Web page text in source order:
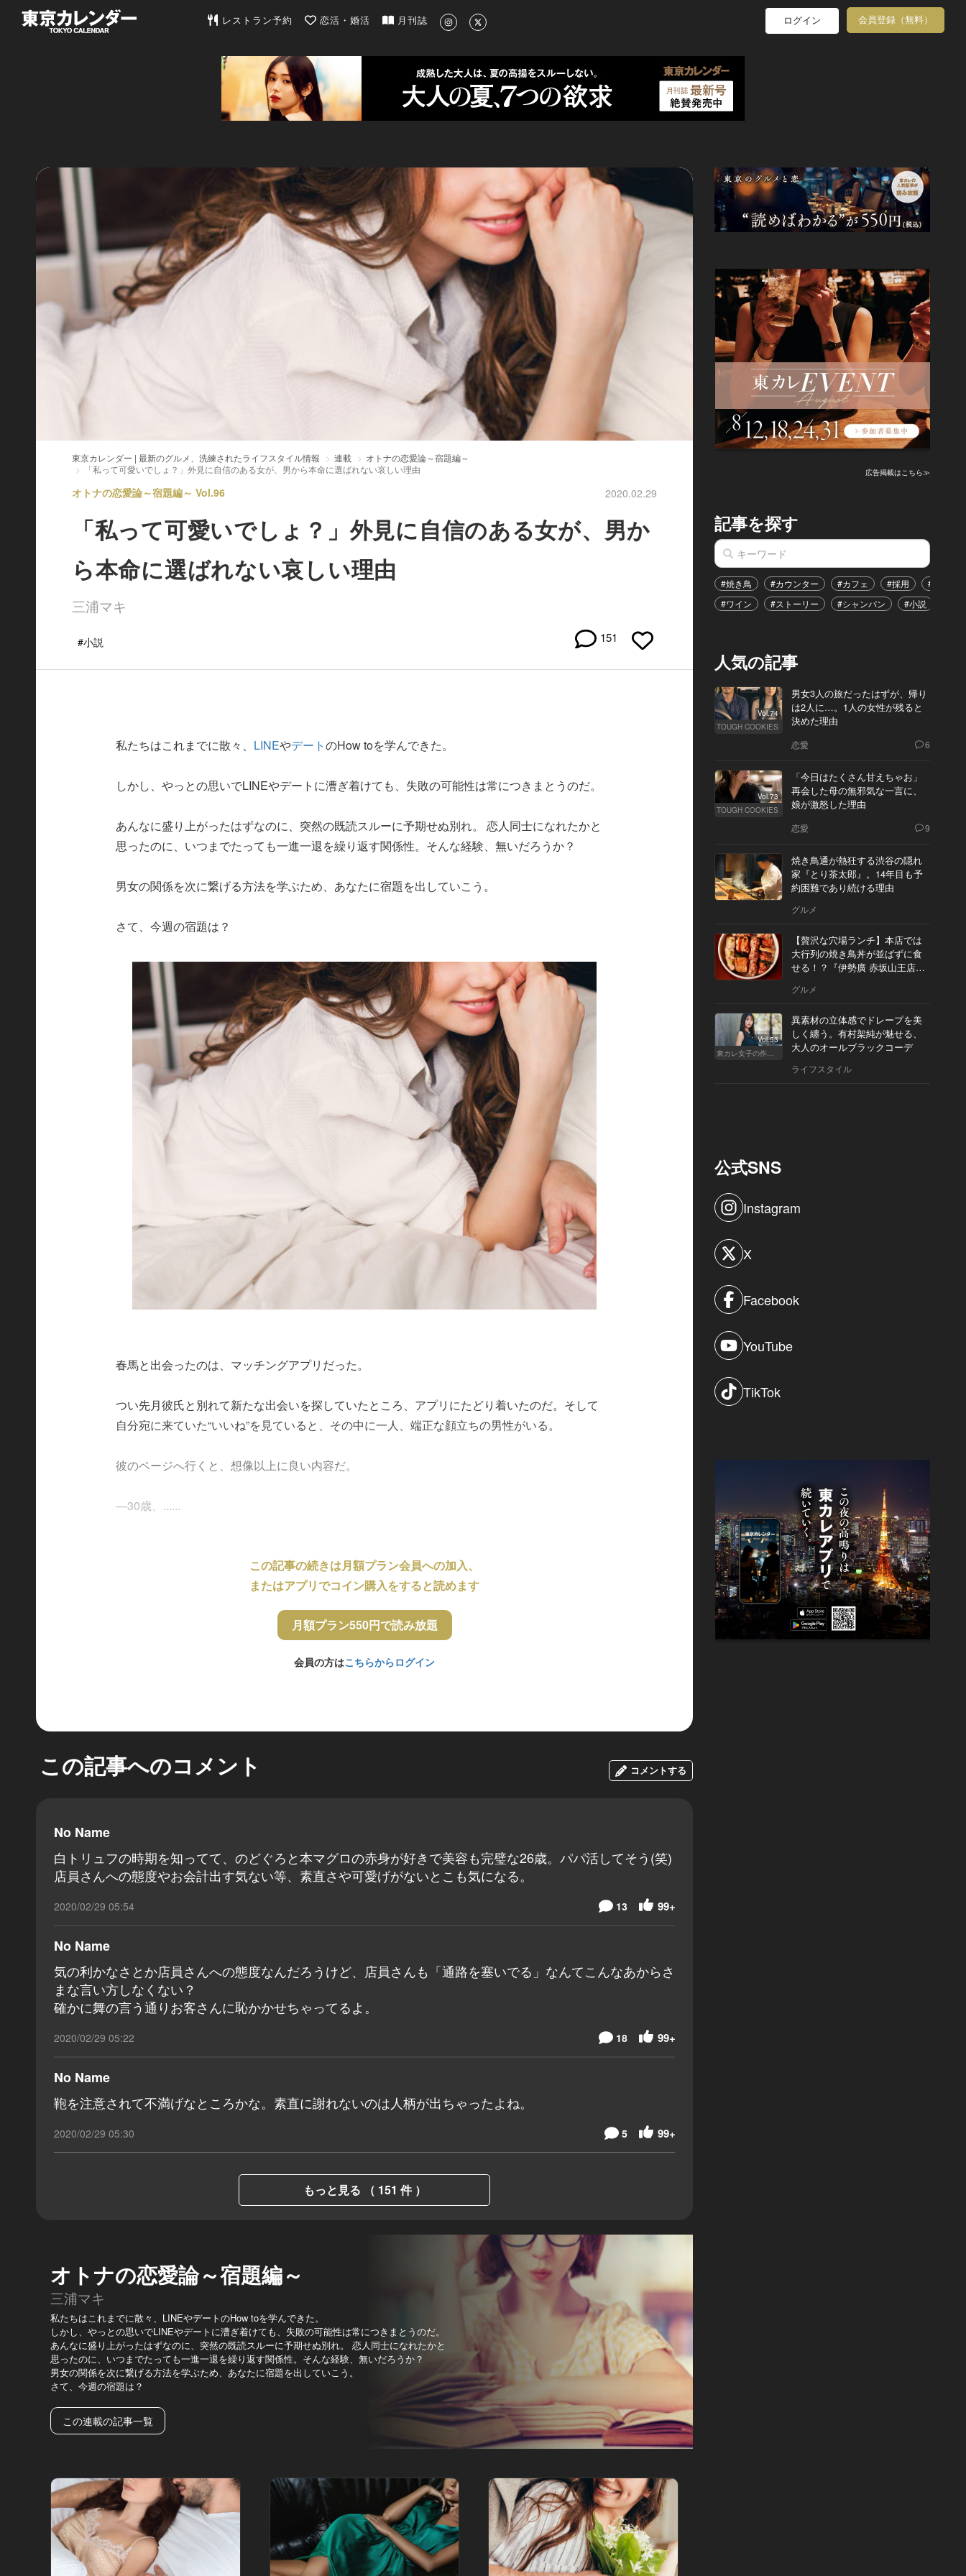
東京カレンダー | 最新のグルメ、洗練されたライフスタイル情報
レストラン予約 恋活・婚活 月刊誌 ログイン 会員登録（無料）
東京カレンダー | 最新のグルメ、洗練されたライフスタイル情報 連載
オトナの恋愛論～宿題編～
「私って可愛いでしょ？」外見に自信のある女が、男から本命に選ばれない哀しい理由
オトナの恋愛論～宿題編～ Vol.96 2020.02.29
「私って可愛いでしょ？」外見に自信のある女が、男か
ら本命に選ばれない哀しい理由
三浦マキ
#小説 151
私たちはこれまでに散々、 LINEやデートのHow toを学んできた。
しかし、やっとの思いでLINEやデートに漕ぎ着けても、失敗の可能性は常につきまとうのだ。
あんなに盛り上がったはずなのに、突然の既読スルーに予期せぬ別れ。 恋人同士になれたかと
思ったのに、いつまでたっても一進一退を繰り返す関係性。そんな経験、無いだろうか？
男女の関係を次に繋げる方法を学ぶため、あなたに宿題を出していこう。
さて、今週の宿題は？
春馬と出会ったのは、マッチングアプリだった。
つい先月彼氏と別れて新たな出会いを探していたところ、アプリにたどり着いたのだ。そして
自分宛に来ていた“いいね”を見ていると、その中に一人、端正な顔立ちの男性がいる。
彼のページへ行くと、想像以上に良い内容だ。
—30歳、......
この記事の続きは月額プラン会員への加入、
またはアプリでコイン購入をすると読めます
月額プラン550円で読み放題
会員の方はこちらからログイン
この記事へのコメント コメントする
No Name
白トリュフの時期を知ってて、のどぐろと本マグロの赤身が好きで美容も完璧な26歳。パパ活してそう(笑)
店員さんへの態度やお会計出す気ない等、素直さや可愛げがないとこも気になる。
2020/02/29 05:54 99+
13
No Name
気の利かなさとか店員さんへの態度なんだろうけど、店員さんも「通路を塞いでる」なんてこんなあからさ
まな言い方しなくない？
確かに舞の言う通りお客さんに恥かかせちゃってるよ。
2020/02/29 05:22 99+
18
No Name
鞄を注意されて不満げなところかな。素直に謝れないのは人柄が出ちゃったよね。
2020/02/29 05:30 99+
5
もっと見る （ 151 件 ）
オトナの恋愛論～宿題編～
三浦マキ
私たちはこれまでに散々、LINEやデートのHow toを学んできた。
しかし、やっとの思いでLINEやデートに漕ぎ着けても、失敗の可能性は常につきまとうのだ。
あんなに盛り上がったはずなのに、突然の既読スルーに予期せぬ別れ。 恋人同士になれたかと
思ったのに、いつまでたっても一進一退を繰り返す関係性。そんな経験、無いだろうか？
男女の関係を次に繋げる方法を学ぶため、あなたに宿題を出していこう。
さて、今週の宿題は？
この連載の記事一覧
広告掲載はこちら≫
記事を探す
#焼き鳥 #カウンター #カフェ #採用
#恋愛
#ワイン
#ストーリー #シャンパン #小説
人気の記事
Vol.74
TOUGH COOKIES
男女3人の旅だったはずが、帰り
は2人に…。1人の女性が残ると
決めた理由
恋愛 6
Vol.73
TOUGH COOKIES
「今日はたくさん甘えちゃお」
再会した母の無邪気な一言に、
娘が激怒した理由
恋愛 9
焼き鳥通が熱狂する渋谷の隠れ
家『とり茶太郎』。14年目も予
約困難であり続ける理由
グルメ
【贅沢な穴場ランチ】本店では
大行列の焼き鳥丼が並ばずに食
せる！？『伊勢廣 赤坂山王店』
グルメ
Vol.53
東カレ女子の作り方
異素材の立体感でドレープを美
しく纏う。有村架純が魅せる、
大人のオールブラックコーデ
ライフスタイル
公式SNS
Instagram
X
Facebook
YouTube
TikTok